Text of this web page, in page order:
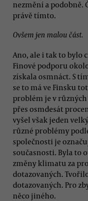
nezmění a podobně.
právě tímto.
Ovšem jen malou část.
Ano, ale i tak to bylo
Finové podporu
získala osmnáct. S
se to má ve Finsku
problém je v
přes osmdesát
vyšel však jeden
různé problémy
společnosti je
současnosti. Byla to
změny klimatu za
dotazovaných.
dotazovaných. Pro
něco jiného.